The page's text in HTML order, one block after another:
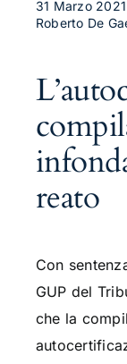
31 Marzo 2021
Roberto De
reato
Con
GUP del
che la